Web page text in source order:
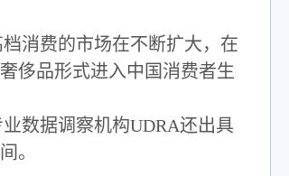
消费的市场在不断扩大，在
侈品形式进入中国消费者生
数据调察机构UDRA还出具
。